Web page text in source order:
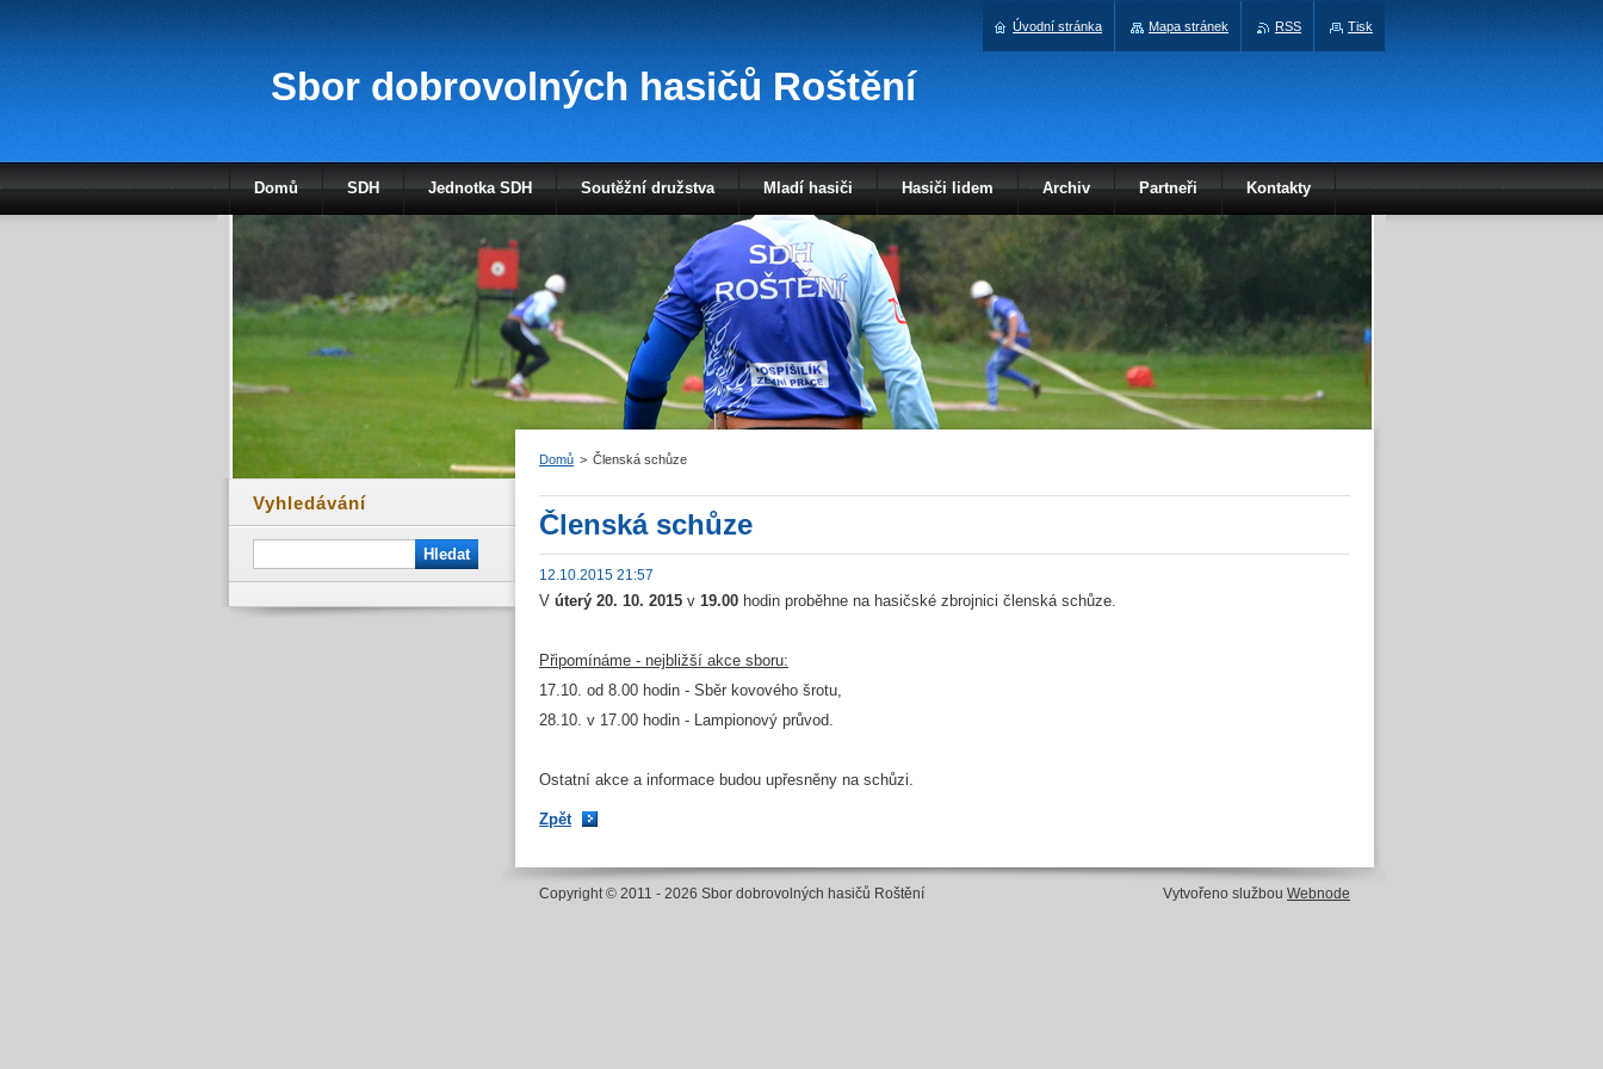
Sbor dobrovolných hasičů Roštění
Domů > Členská schůze
Členská schůze
12.10.2015 21:57
V úterý 20. 10. 2015 v 19.00 hodin proběhne na hasičské zbrojnici členská schůze.
Připomínáme - nejbližší akce sboru:
17.10. od 8.00 hodin - Sběr kovového šrotu,
28.10. v 17.00 hodin - Lampionový průvod.
Ostatní akce a informace budou upřesněny na schůzi.
Zpět
Vyhledávání
Domů SDH Jednotka SDH Soutěžní družstva Mladí hasiči Hasiči lidem Archiv Partneři Kontakty
Copyright © 2011 - 2026 Sbor dobrovolných hasičů Roštění Vytvořeno službou Webnode
Úvodní stránka Mapa stránek RSS Tisk